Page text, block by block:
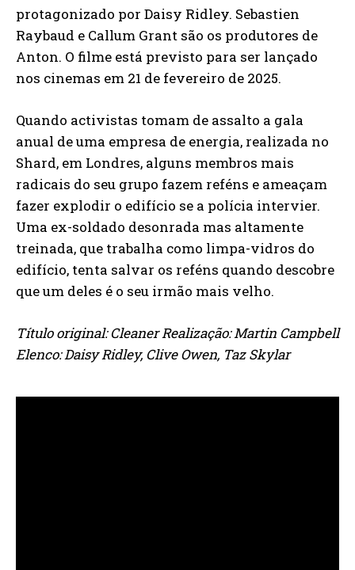
protagonizado por Daisy Ridley. Sebastien
Raybaud e Callum Grant são os produtores de
Anton. O filme está previsto para ser lançado
nos cinemas em 21 de fevereiro de 2025.
Quando activistas tomam de assalto a gala
anual de uma empresa de energia, realizada no
Shard, em Londres, alguns membros mais
radicais do seu grupo fazem reféns e ameaçam
fazer explodir o edifício se a polícia intervier.
Uma ex-soldado desonrada mas altamente
treinada, que trabalha como limpa-vidros do
edifício, tenta salvar os reféns quando descobre
que um deles é o seu irmão mais velho.
Título original: Cleaner Realização: Martin Campbell
Elenco: Daisy Ridley, Clive Owen, Taz Skylar